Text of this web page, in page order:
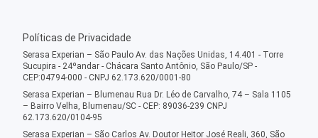
Políticas de Privacidade
Serasa Experian – São Paulo Av. das Nações Unidas, 14.401 - Torre
Sucupira - 24ºandar - Chácara Santo Antônio, São Paulo/SP -
CEP:04794-000 - CNPJ 62.173.620/0001-80
Serasa Experian – Blumenau Rua Dr. Léo de Carvalho, 74 – Sala 1105
– Bairro Velha, Blumenau/SC - CEP: 89036-239 CNPJ
62.173.620/0104-95
Serasa Experian – São Carlos Av. Doutor Heitor José Reali, 360, São